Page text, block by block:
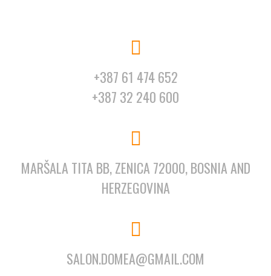
+387 61 474 652
+387 32 240 600
MARŠALA TITA BB, ZENICA 72000, BOSNIA AND
HERZEGOVINA
SALON.DOMEA@GMAIL.COM